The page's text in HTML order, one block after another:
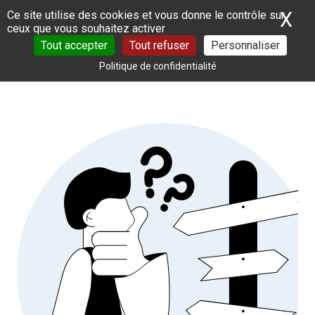
Panneau de gestion des cookies
Ce site utilise des cookies et vous donne le contrôle sur
ceux que vous souhaitez activer
Tout accepter
Tout refuser Personnaliser
Politique de confidentialité
X